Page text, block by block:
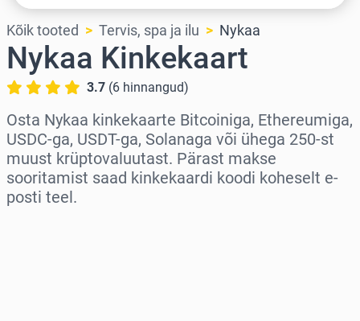
Kõik tooted Tervis, spa ja ilu Nykaa
Nykaa Kinkekaart
3.7 (6 hinnangud)
Osta Nykaa kinkekaarte Bitcoiniga, Ethereumiga,
USDC-ga, USDT-ga, Solanaga või ühega 250-st
muust krüptovaluutast. Pärast makse
sooritamist saad kinkekaardi koodi koheselt e-
posti teel.